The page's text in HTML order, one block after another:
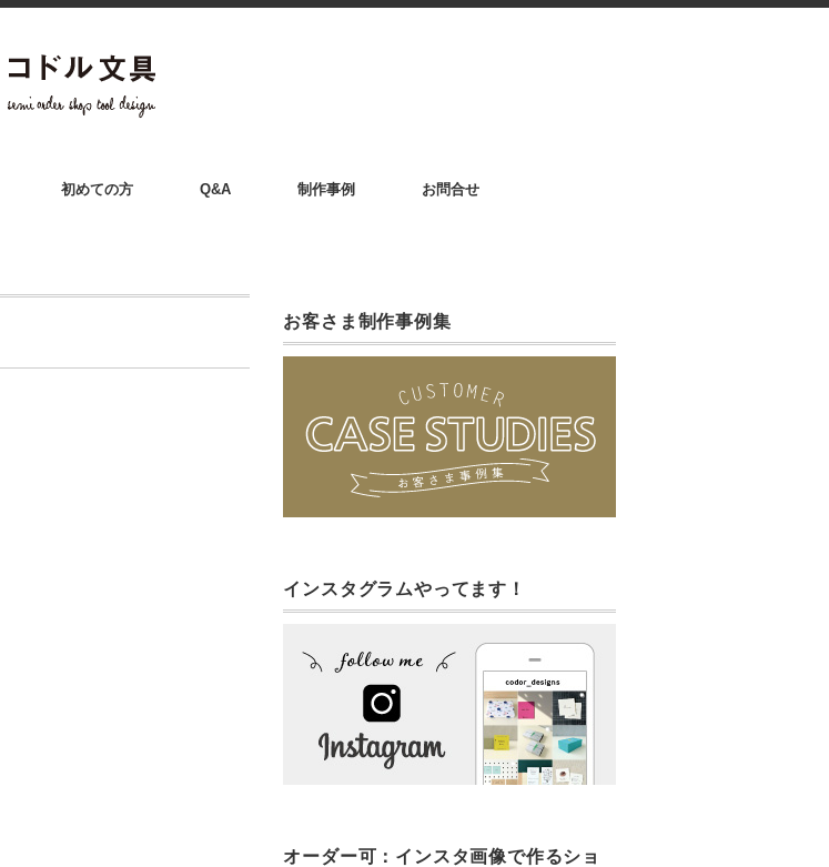
初めての方 Q&A 制作事例 お問合せ
お客さま制作事例集
インスタグラムやってます！
オーダー可：インスタ画像で作るショ